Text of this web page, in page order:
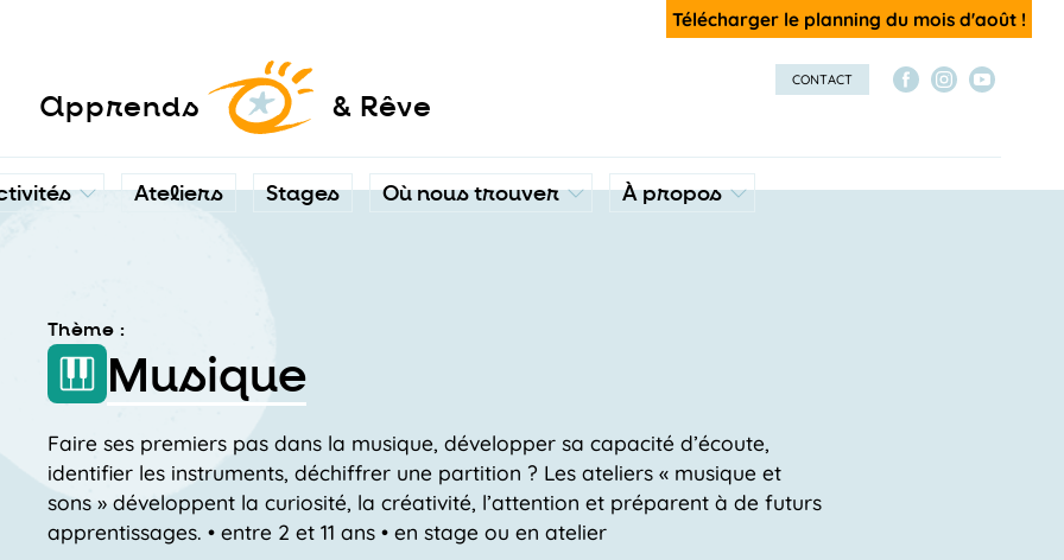
Télécharger le planning du mois d'août !
apprends & Rêve
Ateliers Stages Où nous trouver À propos
CONTACT
Thème :
Musique
Faire ses premiers pas dans la musique, développer sa capacité d’écoute,
identifier les instruments, déchiffrer une partition ? Les ateliers « musique et
sons » développent la curiosité, la créativité, l’attention et préparent à de futurs
apprentissages. • entre 2 et 11 ans • en stage ou en atelier